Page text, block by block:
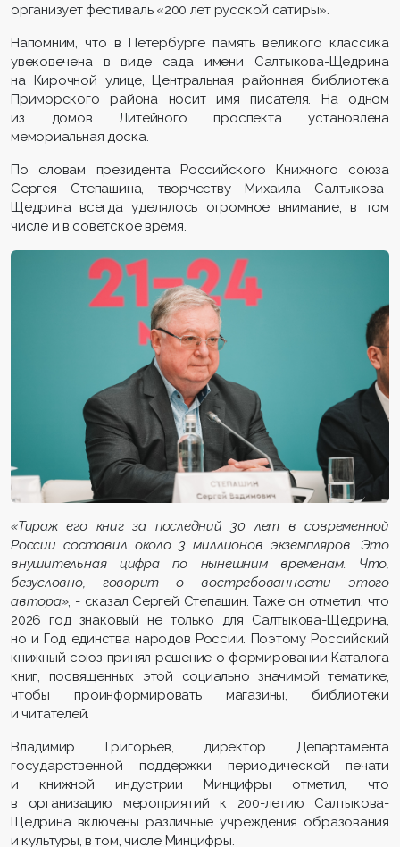
организует фестиваль «200 лет русской сатиры».
Напомним, что в Петербурге память великого классика
увековечена в виде сада имени Салтыкова-Щедрина
на Кирочной улице, Центральная районная библиотека
Приморского района носит имя писателя. На одном
из домов Литейного проспекта установлена
мемориальная доска.
По словам президента Российского Книжного союза
Сергея Степашина, творчеству Михаила Салтыкова-
Щедрина всегда уделялось огромное внимание, в том
числе и в советское время.
«Тираж его книг за последний 30 лет в современной
России составил около 3 миллионов экземпляров. Это
внушительная цифра по нынешним временам. Что,
безусловно, говорит о востребованности этого
автора», - сказал Сергей Степашин. Таже он отметил, что
2026 год знаковый не только для Салтыкова-Щедрина,
но и Год единства народов России. Поэтому Российский
книжный союз принял решение о формировании Каталога
книг, посвященных этой социально значимой тематике,
чтобы проинформировать магазины, библиотеки
и читателей.
Владимир Григорьев, директор Департамента
государственной поддержки периодической печати
и книжной индустрии Минцифры отметил, что
в организацию мероприятий к 200-летию Салтыкова-
Щедрина включены различные учреждения образования
и культуры, в том, числе Минцифры.